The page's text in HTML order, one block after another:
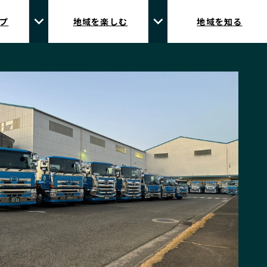
地域を楽しむ 地域を知る